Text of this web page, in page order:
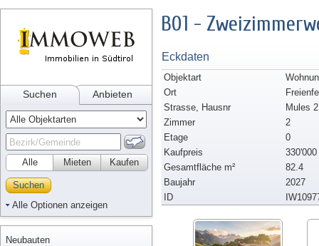
Suchen Anbieten
Alle Kaufen
Mieten
Suchen
Alle Optionen anzeigen
Neubauten
B01 -
Eckdaten
Objektart
Ort
Strasse, Hausnr
Mules
Zimmer
2
Etage
0
Kaufpreis
330'000
Gesamtfläche m²
82.4
Baujahr
2027
ID